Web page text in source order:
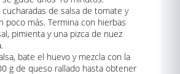
cucharadas de salsa de tomate y
poco más. Termina con hierbas
pimienta y una pizca de nuez
bate el huevo y mezcla con la
g de queso rallado hasta obtener